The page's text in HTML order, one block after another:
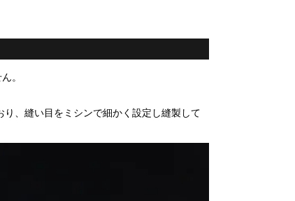
。
、縫い目をミシンで細かく設定し縫製して